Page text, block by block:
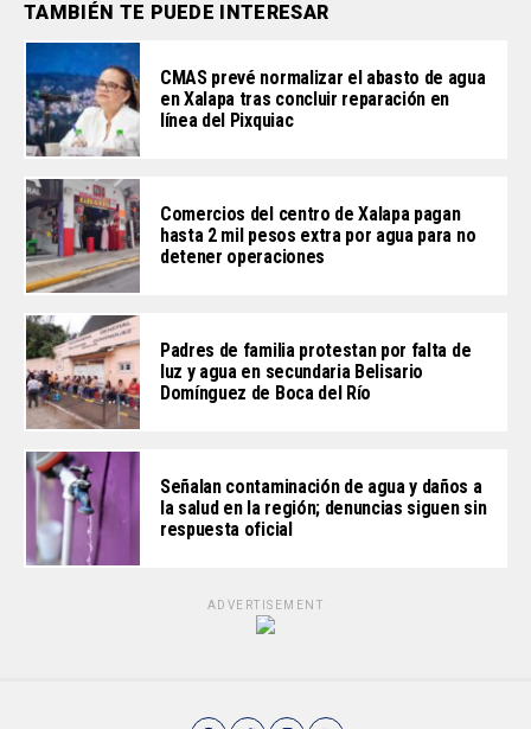
TAMBIÉN TE PUEDE INTERESAR
CMAS prevé normalizar el abasto de agua
en Xalapa tras concluir reparación en
línea del Pixquiac
Comercios del centro de Xalapa pagan
hasta 2 mil pesos extra por agua para no
detener operaciones
Padres de familia protestan por falta de
luz y agua en secundaria Belisario
Domínguez de Boca del Río
Señalan contaminación de agua y daños a
la salud en la región; denuncias siguen sin
respuesta oficial
ADVERTISEMENT